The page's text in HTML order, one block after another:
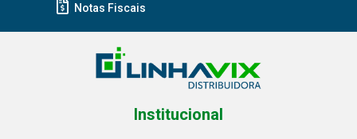
Notas Fiscais
Institucional